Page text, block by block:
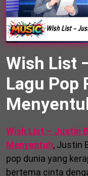
Wish List
Lagu Pop
Wish List – Justin
Menyentuh, Justin
pop dunia yang
bertema cinta